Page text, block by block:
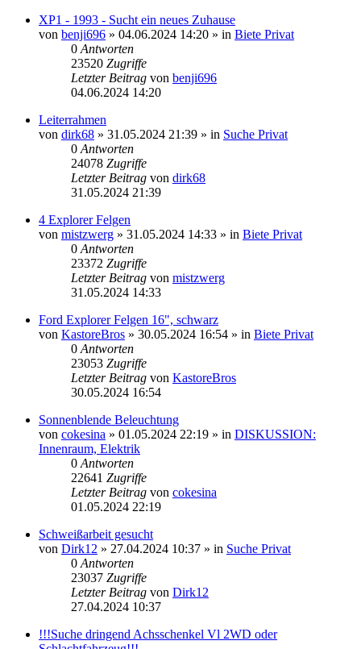
XP1 - 1993 - Sucht ein neues Zuhause
von benji696 » 04.06.2024 14:20 » in Biete Privat
0 Antworten
23520 Zugriffe
Letzter Beitrag von benji696
04.06.2024 14:20
Leiterrahmen
von dirk68 » 31.05.2024 21:39 » in Suche Privat
0 Antworten
24078 Zugriffe
Letzter Beitrag von dirk68
31.05.2024 21:39
4 Explorer Felgen
von mistzwerg » 31.05.2024 14:33 » in Biete Privat
0 Antworten
23372 Zugriffe
Letzter Beitrag von mistzwerg
31.05.2024 14:33
Ford Explorer Felgen 16", schwarz
von KastoreBros » 30.05.2024 16:54 » in Biete Privat
0 Antworten
23053 Zugriffe
Letzter Beitrag von KastoreBros
30.05.2024 16:54
Sonnenblende Beleuchtung
von cokesina » 01.05.2024 22:19 » in DISKUSSION:
Innenraum, Elektrik
0 Antworten
22641 Zugriffe
Letzter Beitrag von cokesina
01.05.2024 22:19
Schweißarbeit gesucht
von Dirk12 » 27.04.2024 10:37 » in Suche Privat
0 Antworten
23037 Zugriffe
Letzter Beitrag von Dirk12
27.04.2024 10:37
!!!Suche dringend Achsschenkel Vl 2WD oder